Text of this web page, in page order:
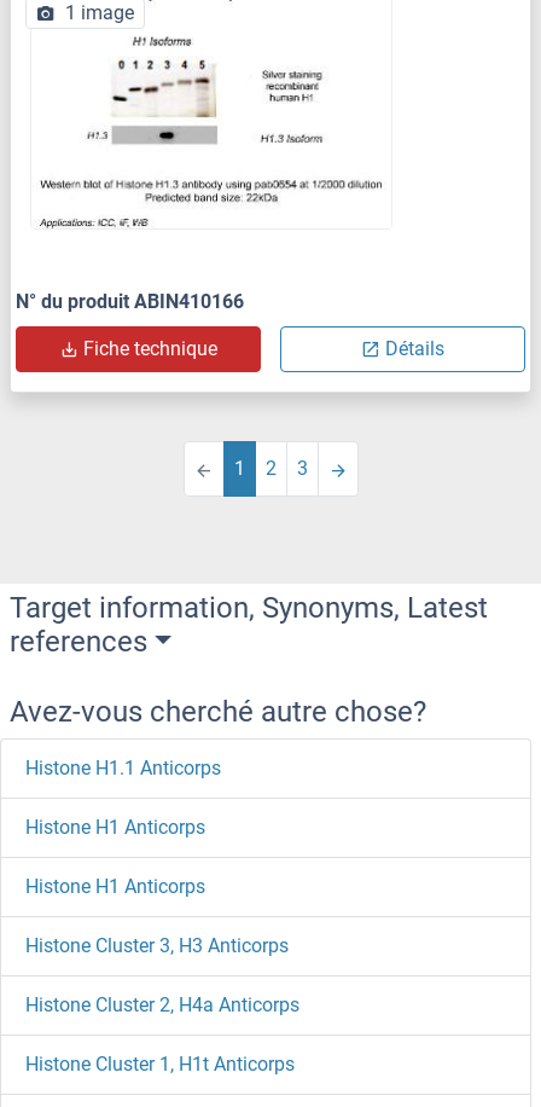
1 image
N° du produit ABIN410166
Fiche technique Détails
1 2 3
Target information, Synonyms, Latest
references
Avez-vous cherché autre chose?
Histone H1.1 Anticorps
Histone H1 Anticorps
Histone H1 Anticorps
Histone Cluster 3, H3 Anticorps
Histone Cluster 2, H4a Anticorps
Histone Cluster 1, H1t Anticorps